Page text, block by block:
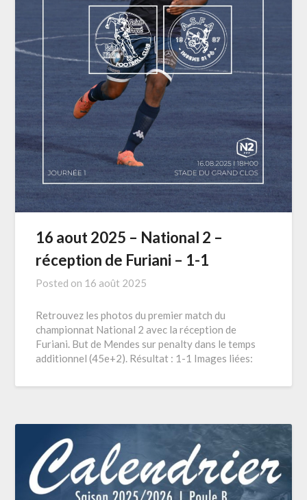
16 aout 2025 – National 2 –
réception de Furiani – 1-1
Posted on 16 août 2025
Retrouvez les photos du premier match du
championnat National 2 avec la réception de
Furiani. But de Mendes sur penalty dans le temps
additionnel (45e+2). Résultat : 1-1 Images liées: